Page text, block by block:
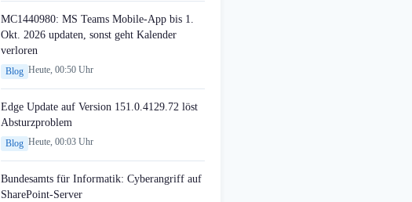
MC1440980: MS Teams Mobile-App bis 1.
Okt. 2026 updaten, sonst geht Kalender
verloren
Blog Heute, 00:50 Uhr
Edge Update auf Version 151.0.4129.72 löst
Absturzproblem
Blog Heute, 00:03 Uhr
Bundesamts für Informatik: Cyberangriff auf
SharePoint-Server